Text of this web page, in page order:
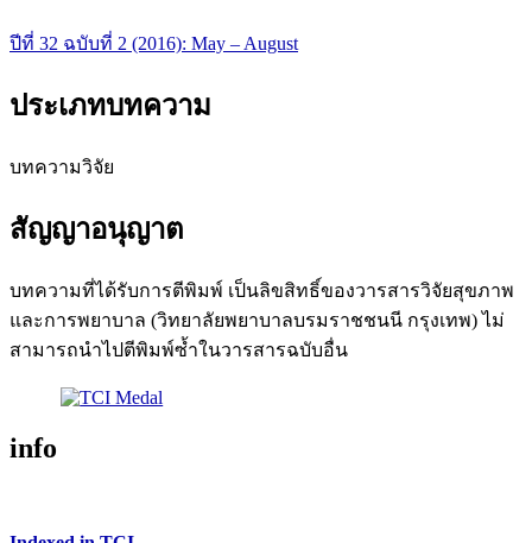
ปีที่ 32 ฉบับที่ 2 (2016): May – August
ประเภทบทความ
บทความวิจัย
สัญญาอนุญาต
บทความที่ได้รับการตีพิมพ์ เป็นลิขสิทธิ์ของวารสารวิจัยสุขภาพ
และการพยาบาล (วิทยาลัยพยาบาลบรมราชชนนี กรุงเทพ) ไม่
สามารถนำไปตีพิมพ์ซ้ำในวารสารฉบับอื่น
info